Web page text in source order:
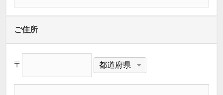
ご住所
〒